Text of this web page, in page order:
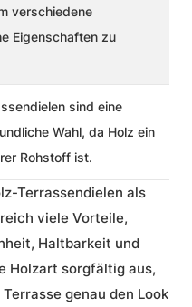
verschiedene
Eigenschaften zu
sind eine
Wahl, da Holz ein
Rohstoff ist.
Terrassendielen als
viele Vorteile,
Haltbarkeit und
Holzart sorgfältig aus,
genau den Look